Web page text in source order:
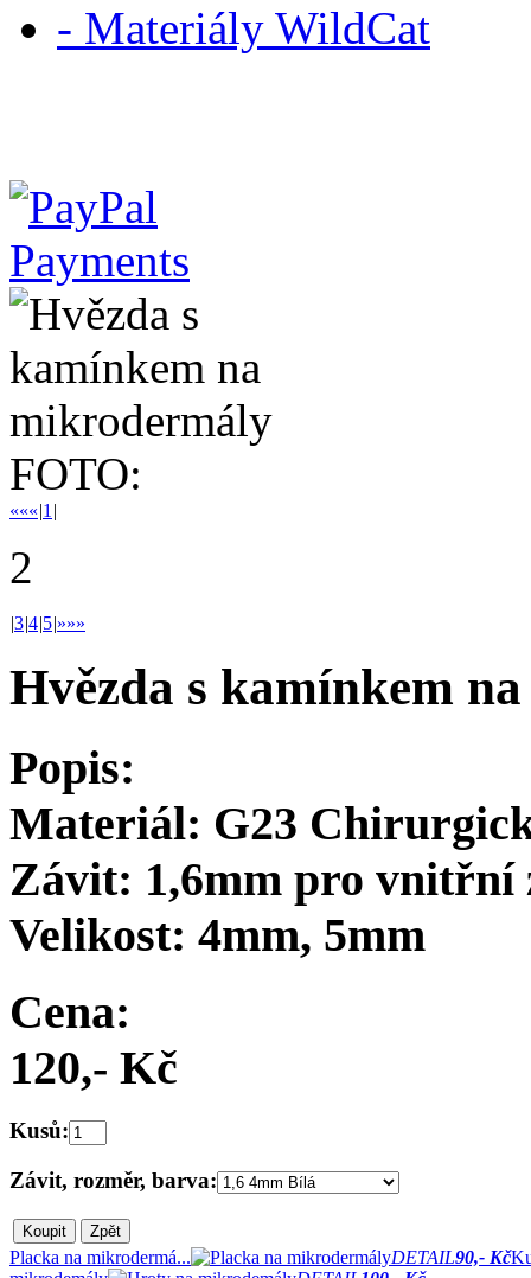
- Materiály WildCat
FOTO:
«««|1 |
2
|3|4|5|»»»
Hvězda s kamínkem
Popis:
Materiál: G23
Závit: 1,6mm pro vnitřní
Velikost: 4mm, 5mm
Cena:
120,- Kč
Kusů:
Závit, rozměr, barva:
Placka na mikrodermá... DETAIL90,- Kč